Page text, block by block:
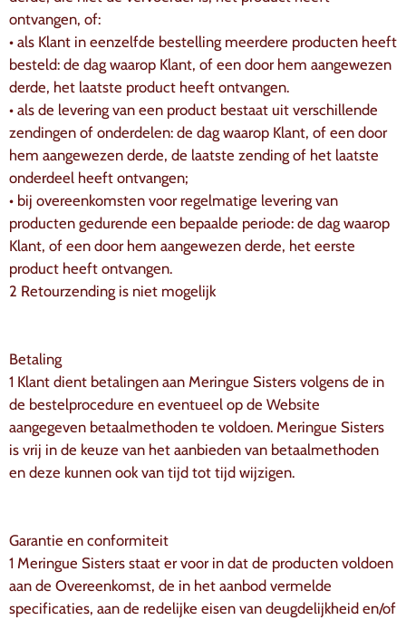
ontvangen, of:
• als Klant in eenzelfde bestelling meerdere producten heeft
besteld: de dag waarop Klant, of een door hem aangewezen
derde, het laatste product heeft ontvangen.
• als de levering van een product bestaat uit verschillende
zendingen of onderdelen: de dag waarop Klant, of een door
hem aangewezen derde, de laatste zending of het laatste
onderdeel heeft ontvangen;
• bij overeenkomsten voor regelmatige levering van
producten gedurende een bepaalde periode: de dag waarop
Klant, of een door hem aangewezen derde, het eerste
product heeft ontvangen.
2 Retourzending is niet mogelijk
Betaling
1 Klant dient betalingen aan Meringue Sisters volgens de in
de bestelprocedure en eventueel op de Website
aangegeven betaalmethoden te voldoen. Meringue Sisters
is vrij in de keuze van het aanbieden van betaalmethoden
en deze kunnen ook van tijd tot tijd wijzigen.
Garantie en conformiteit
1 Meringue Sisters staat er voor in dat de producten voldoen
aan de Overeenkomst, de in het aanbod vermelde
specificaties, aan de redelijke eisen van deugdelijkheid en/of